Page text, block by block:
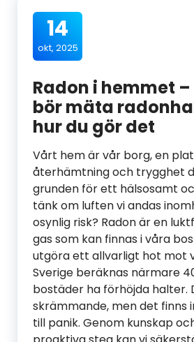
14
okt, 2025
Radon i hemmet
bör mäta
hur du gör det
Vårt hem är vår borg, en
återhämtning och trygghet
grunden för ett hälsosamt
tänk om luften vi andas
osynlig risk? Radon är en
gas som kan finnas i våra
utgöra ett allvarligt hot mot
Sverige beräknas närmare
bostäder ha förhöjda halter.
skrämmande, men det finns
till panik. Genom kunskap